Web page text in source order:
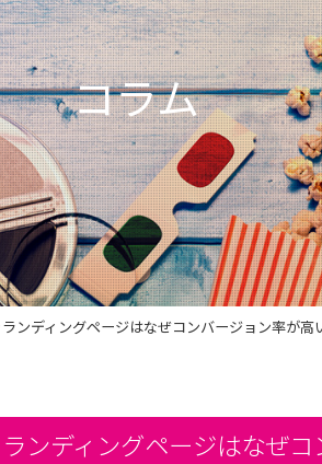
コラム
ンディングページはなぜコンバージョン率が高
ンディングページはなぜ